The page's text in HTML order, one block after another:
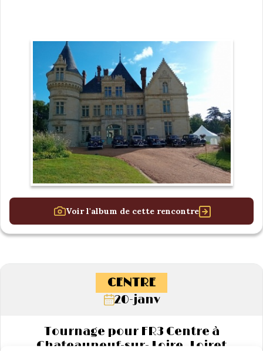
Voir l'album de cette rencontre
CENTRE
20-janv
Tournage pour FR3 Centre à
Chateauneuf-sur- Loire. Loiret